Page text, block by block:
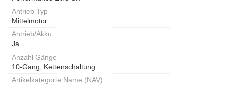
Antrieb Typ
Mittelmotor
Antrieb/Akku
Ja
Anzahl Gänge
10-Gang, Kettenschaltung
Artikelkategorie Name (NAV)